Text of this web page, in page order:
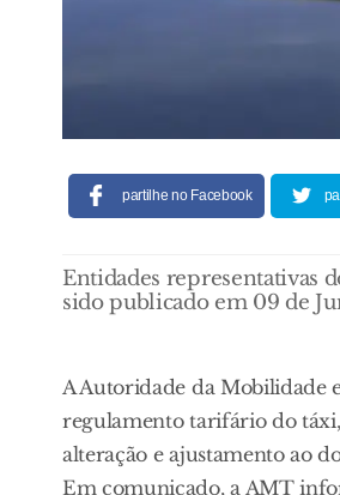
partilhe no Facebook
Entidades representativas
sido publicado em 09 de
A Autoridade da Mobilidade
regulamento tarifário do táxi,
alteração e ajustamento ao
Em comunicado, a AMT